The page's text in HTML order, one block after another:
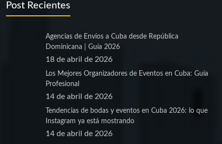
Post Recientes
Agencias de Envíos a Cuba desde República
Dominicana | Guía 2026
18 de abril de 2026
Los Mejores Organizadores de Eventos en Cuba: Guía
Profesional
14 de abril de 2026
Tendencias de bodas y eventos en Cuba 2026: lo que
Instagram ya está mostrando
14 de abril de 2026